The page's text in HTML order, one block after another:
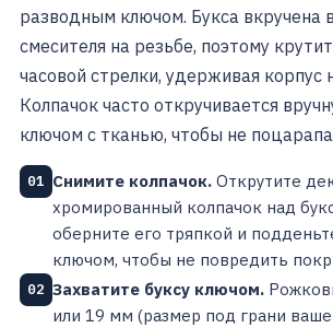
разводным ключом. Букса вкручена
смесителя на резьбе, поэтому
часовой стрелки, удерживая корпус
Колпачок часто откручивается
ключом с тканью, чтобы не
01 Снимите колпачок. Открутите
хромированный колпачок над
оберните его тряпкой и
ключом, чтобы не повредить
02 Захватите буксу ключом.
или 19 мм (размер под грани